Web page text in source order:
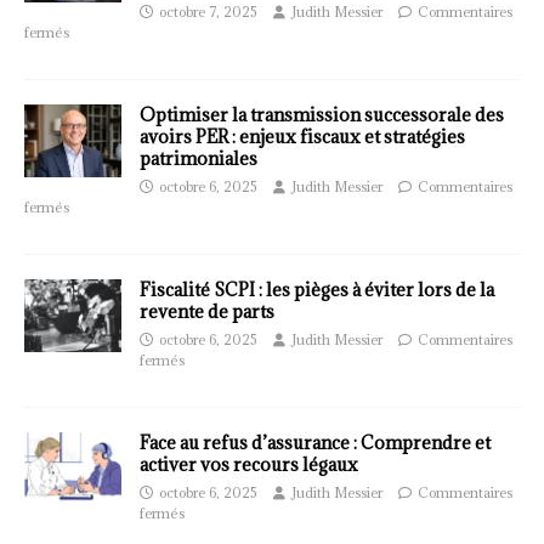
octobre 7, 2025 Judith Messier
Commentaires
fermés
Optimiser la transmission successorale des
avoirs PER : enjeux fiscaux et stratégies
patrimoniales
octobre 6, 2025 Judith Messier
Commentaires
fermés
Fiscalité SCPI : les pièges à éviter lors de la
revente de parts
octobre 6, 2025 Judith Messier
Commentaires
fermés
Face au refus d’assurance : Comprendre et
activer vos recours légaux
octobre 6, 2025 Judith Messier
Commentaires
fermés